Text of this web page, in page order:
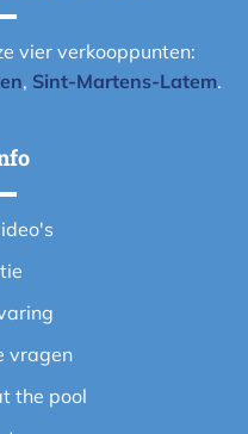
vier verkooppunten:
, Sint-Martens-Latem.
vragen
the pool